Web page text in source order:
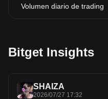
Volumen diario de trading
Bitget Insights
SHAIZA
2026/07/27 17:32